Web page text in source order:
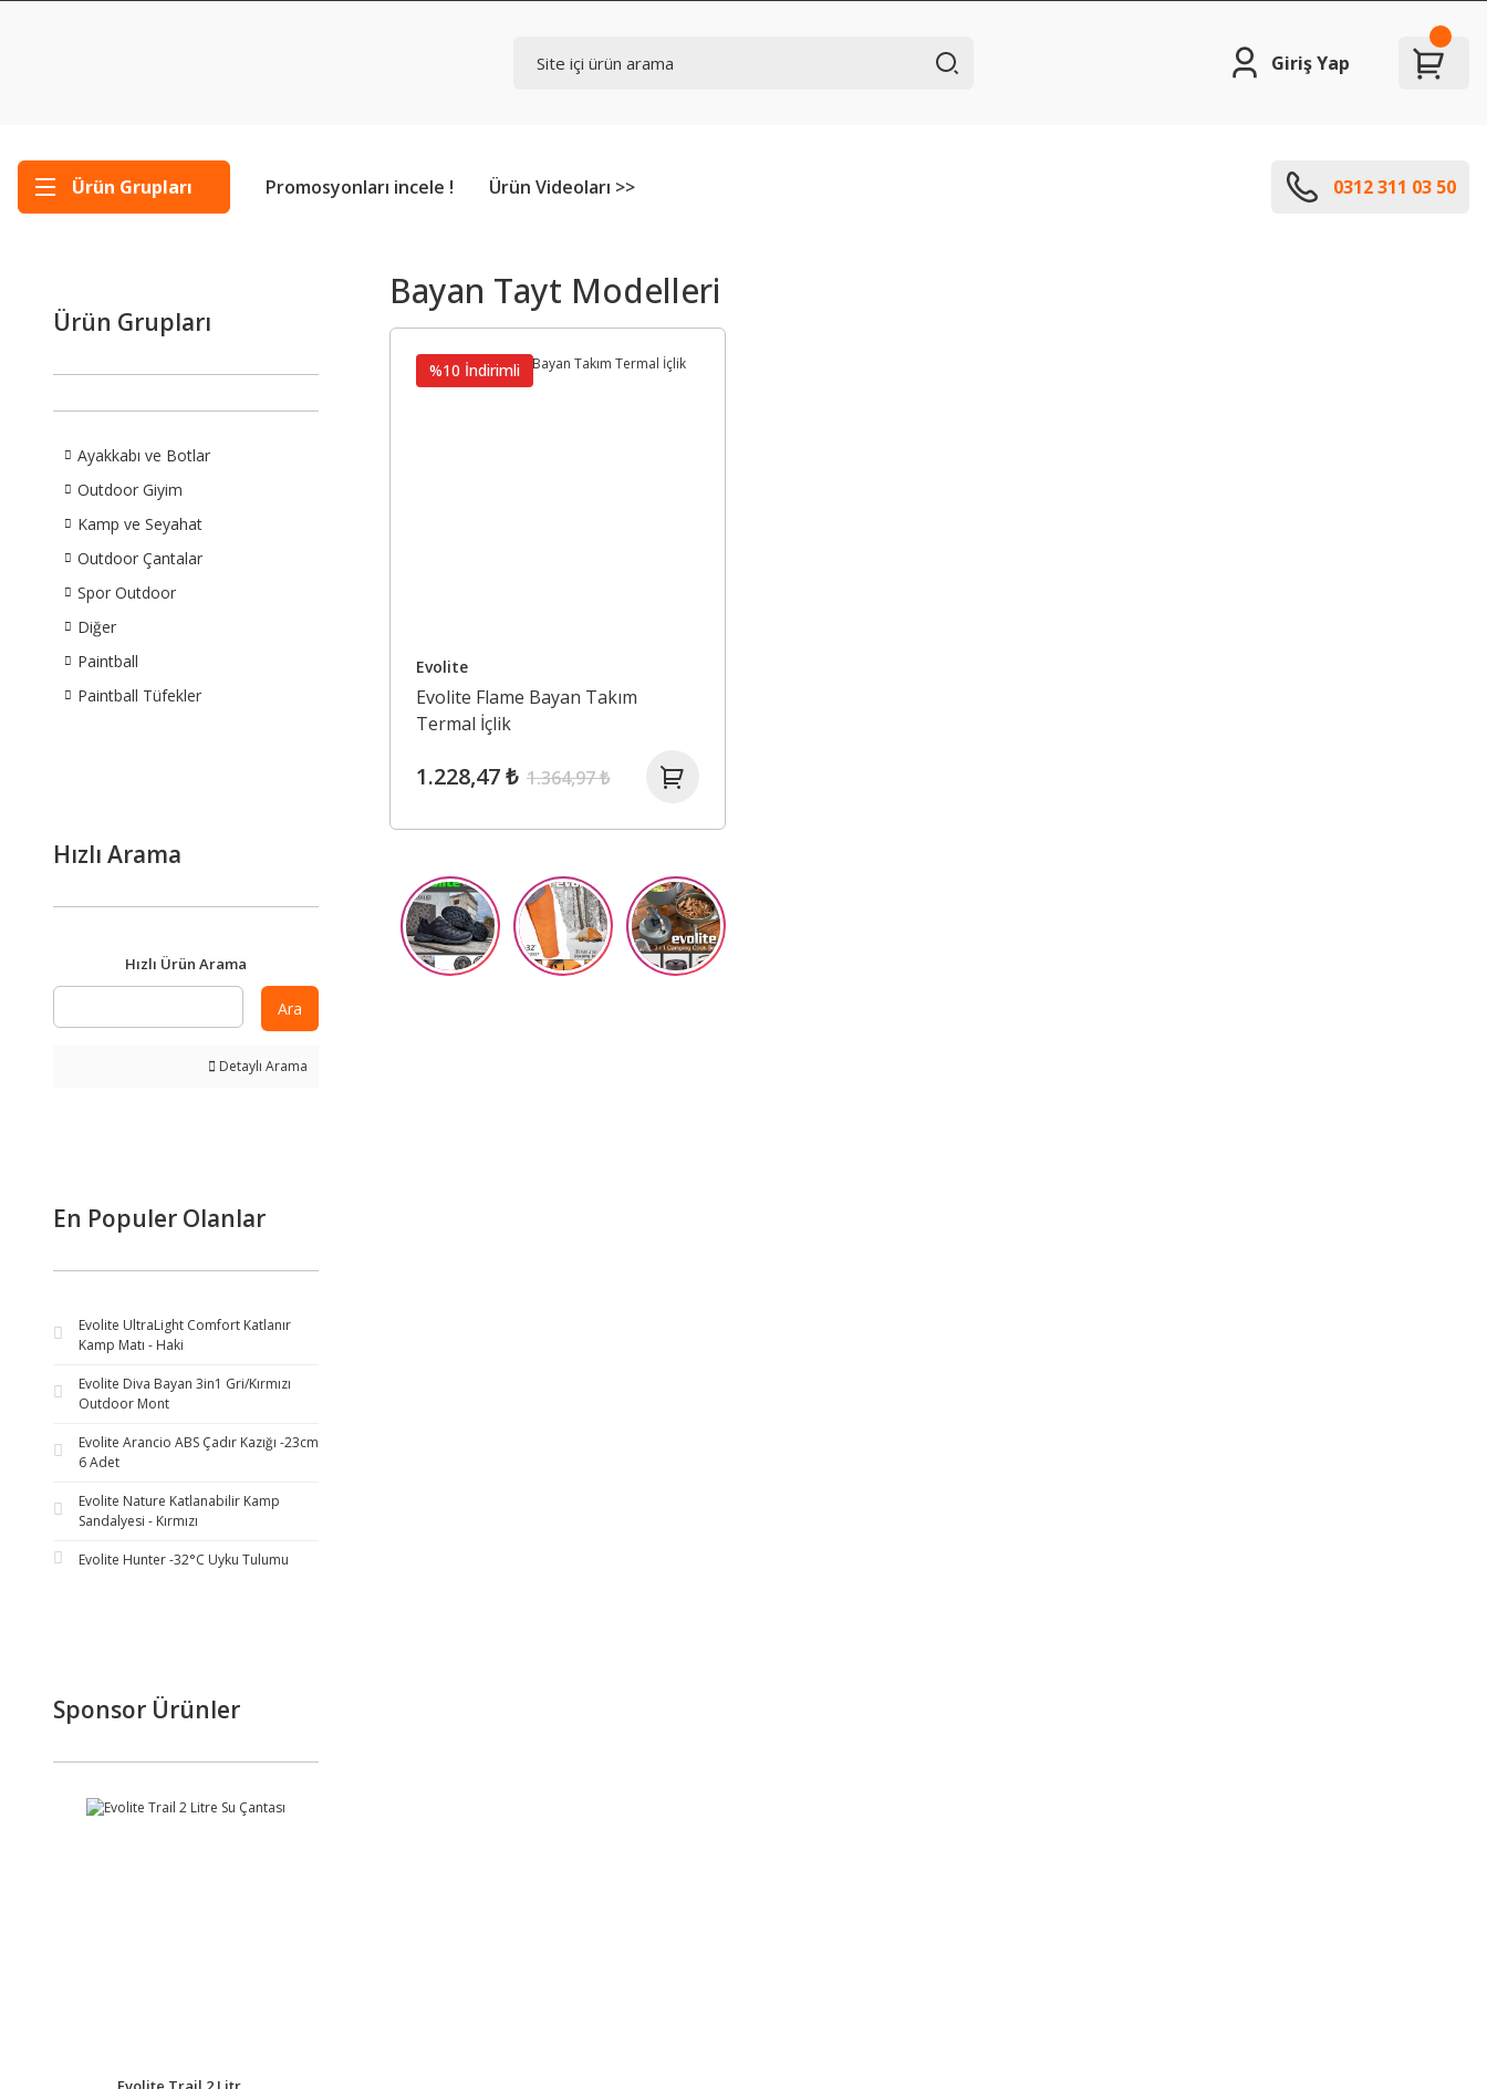
Giriş Yap
Ürün Grupları Promosyonları incele ! Ürün Videoları >> 0312 311 03 50
Ürün Grupları
Ayakkabı ve Botlar
Outdoor Giyim
Kamp ve Seyahat
Outdoor Çantalar
Spor Outdoor
Diğer
Paintball
Paintball Tüfekler
Hızlı Arama
Hızlı Ürün Arama
Ara
Detaylı Arama
En Populer Olanlar
Evolite UltraLight Comfort Katlanır
Kamp Matı - Haki
Evolite Diva Bayan 3in1 Gri/Kırmızı
Outdoor Mont
Evolite Arancio ABS Çadır Kazığı -23cm
6 Adet
Evolite Nature Katlanabilir Kamp
Sandalyesi - Kırmızı
Evolite Hunter -32°C Uyku Tulumu
Sponsor Ürünler
Bayan Tayt Modelleri
%10 İndirimli
Evolite
Evolite Flame Bayan Takım
Termal İçlik
1.228,47 ₺ 1.364,97 ₺